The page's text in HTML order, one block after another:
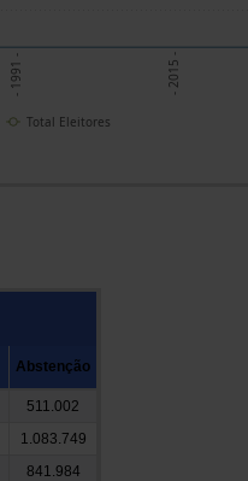
- 1991 - - 2015 -
Total Eleitores
Abstenção
511.002
1.083.749
841.984